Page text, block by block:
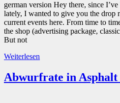
german version Hey there, since
lately, I wanted to give you the drop
current events here. From time to
the shop (advertising package,
But not
Weiterlesen
Abwurfrate in Asphalt